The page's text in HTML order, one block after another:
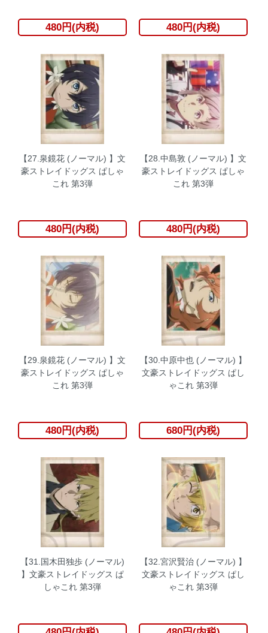
480円(内税) 480円(内税)
【27.泉鏡花 (ノーマル) 】文
豪ストレイドッグス ぱしゃ
これ 第3弾
480円(内税)
【28.中島敦 (ノーマル) 】文
豪ストレイドッグス ぱしゃ
これ 第3弾
480円(内税)
【29.泉鏡花 (ノーマル) 】文
豪ストレイドッグス ぱしゃ
これ 第3弾
480円(内税)
【30.中原中也 (ノーマル) 】
文豪ストレイドッグス ぱし
ゃこれ 第3弾
680円(内税)
【31.国木田独歩 (ノーマル)
】文豪ストレイドッグス ぱ
しゃこれ 第3弾
【32.宮沢賢治 (ノーマル) 】
文豪ストレイドッグス ぱし
ゃこれ 第3弾